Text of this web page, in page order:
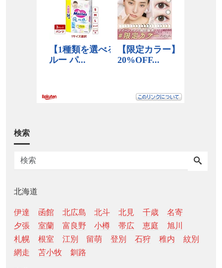
検索
北海道
伊達 函館 北広島 北斗 北見 千歳
名寄
夕張
室蘭 富良野 小樽 帯広 恵庭
旭川
札幌
根室 江別 留萌 登別 石狩 稚内
紋別
網走
苫小牧 釧路